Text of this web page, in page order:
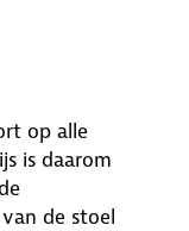
op alle
is daarom
de stoel